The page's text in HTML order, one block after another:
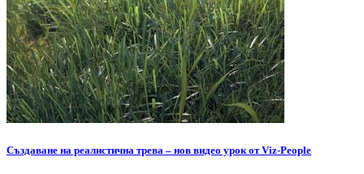
Създаване на реалистична трева – нов видео урок от Viz-People